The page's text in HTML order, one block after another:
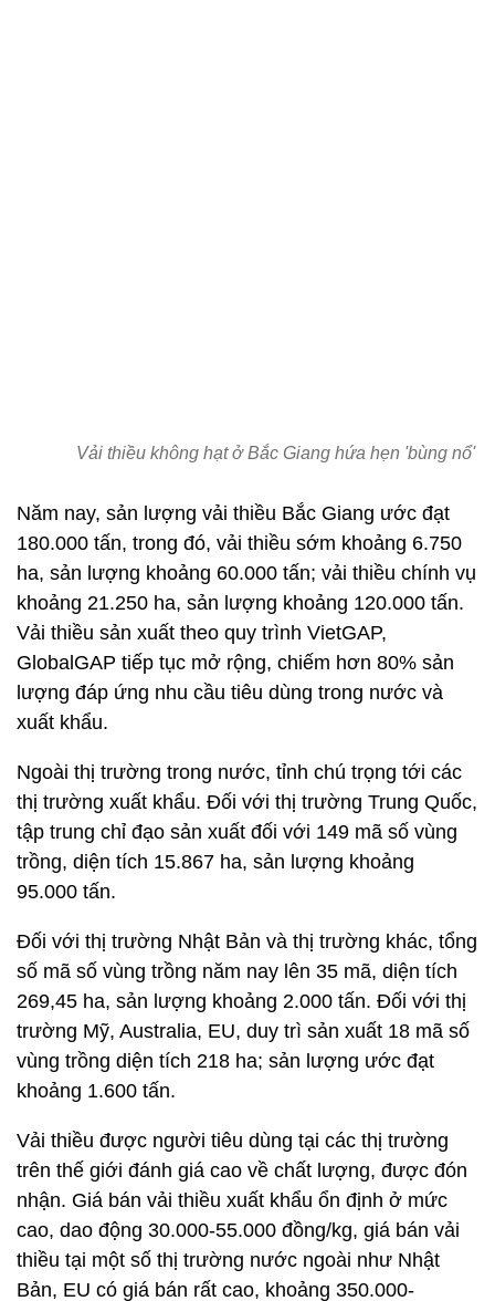
Vải thiều không hạt ở Bắc Giang hứa hẹn 'bùng nổ'
Năm nay, sản lượng vải thiều Bắc Giang ước đạt
180.000 tấn, trong đó, vải thiều sớm khoảng 6.750
ha, sản lượng khoảng 60.000 tấn; vải thiều chính vụ
khoảng 21.250 ha, sản lượng khoảng 120.000 tấn.
Vải thiều sản xuất theo quy trình VietGAP,
GlobalGAP tiếp tục mở rộng, chiếm hơn 80% sản
lượng đáp ứng nhu cầu tiêu dùng trong nước và
xuất khẩu.
Ngoài thị trường trong nước, tỉnh chú trọng tới các
thị trường xuất khẩu. Đối với thị trường Trung Quốc,
tập trung chỉ đạo sản xuất đối với 149 mã số vùng
trồng, diện tích 15.867 ha, sản lượng khoảng
95.000 tấn.
Đối với thị trường Nhật Bản và thị trường khác, tổng
số mã số vùng trồng năm nay lên 35 mã, diện tích
269,45 ha, sản lượng khoảng 2.000 tấn. Đối với thị
trường Mỹ, Australia, EU, duy trì sản xuất 18 mã số
vùng trồng diện tích 218 ha; sản lượng ước đạt
khoảng 1.600 tấn.
Vải thiều được người tiêu dùng tại các thị trường
trên thế giới đánh giá cao về chất lượng, được đón
nhận. Giá bán vải thiều xuất khẩu ổn định ở mức
cao, dao động 30.000-55.000 đồng/kg, giá bán vải
thiều tại một số thị trường nước ngoài như Nhật
Bản, EU có giá bán rất cao, khoảng 350.000-